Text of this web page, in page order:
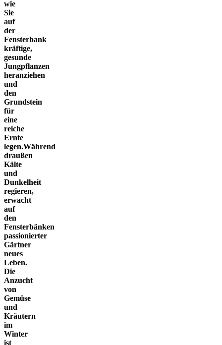
wie
Sie
auf
der
Fensterbank
kräftige,
gesunde
Jungpflanzen
heranziehen
und
den
Grundstein
für
eine
reiche
Ernte
legen.Während
draußen
Kälte
und
Dunkelheit
regieren,
erwacht
auf
den
Fensterbänken
passionierter
Gärtner
neues
Leben.
Die
Anzucht
von
Gemüse
und
Kräutern
im
Winter
ist